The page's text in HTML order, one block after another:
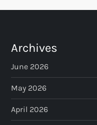
Archives
June 2026
May 2026
April 2026